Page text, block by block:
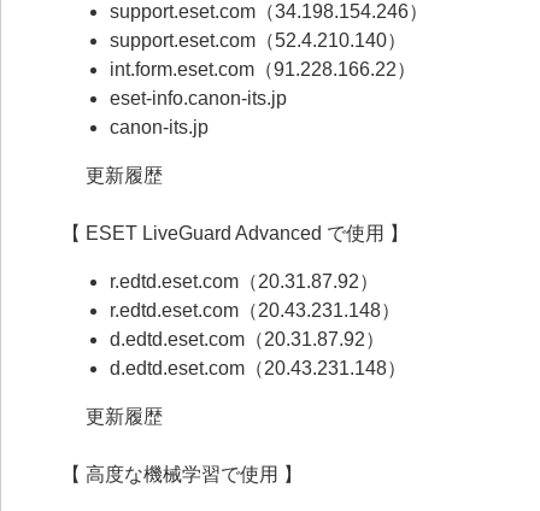
support.eset.com（34.198.154.246）
support.eset.com（52.4.210.140）
int.form.eset.com（91.228.166.22）
eset-info.canon-its.jp
canon-its.jp
更新履歴
【 ESET LiveGuard Advanced で使用 】
r.edtd.eset.com（20.31.87.92）
r.edtd.eset.com（20.43.231.148）
d.edtd.eset.com（20.31.87.92）
d.edtd.eset.com（20.43.231.148）
更新履歴
【 高度な機械学習で使用 】